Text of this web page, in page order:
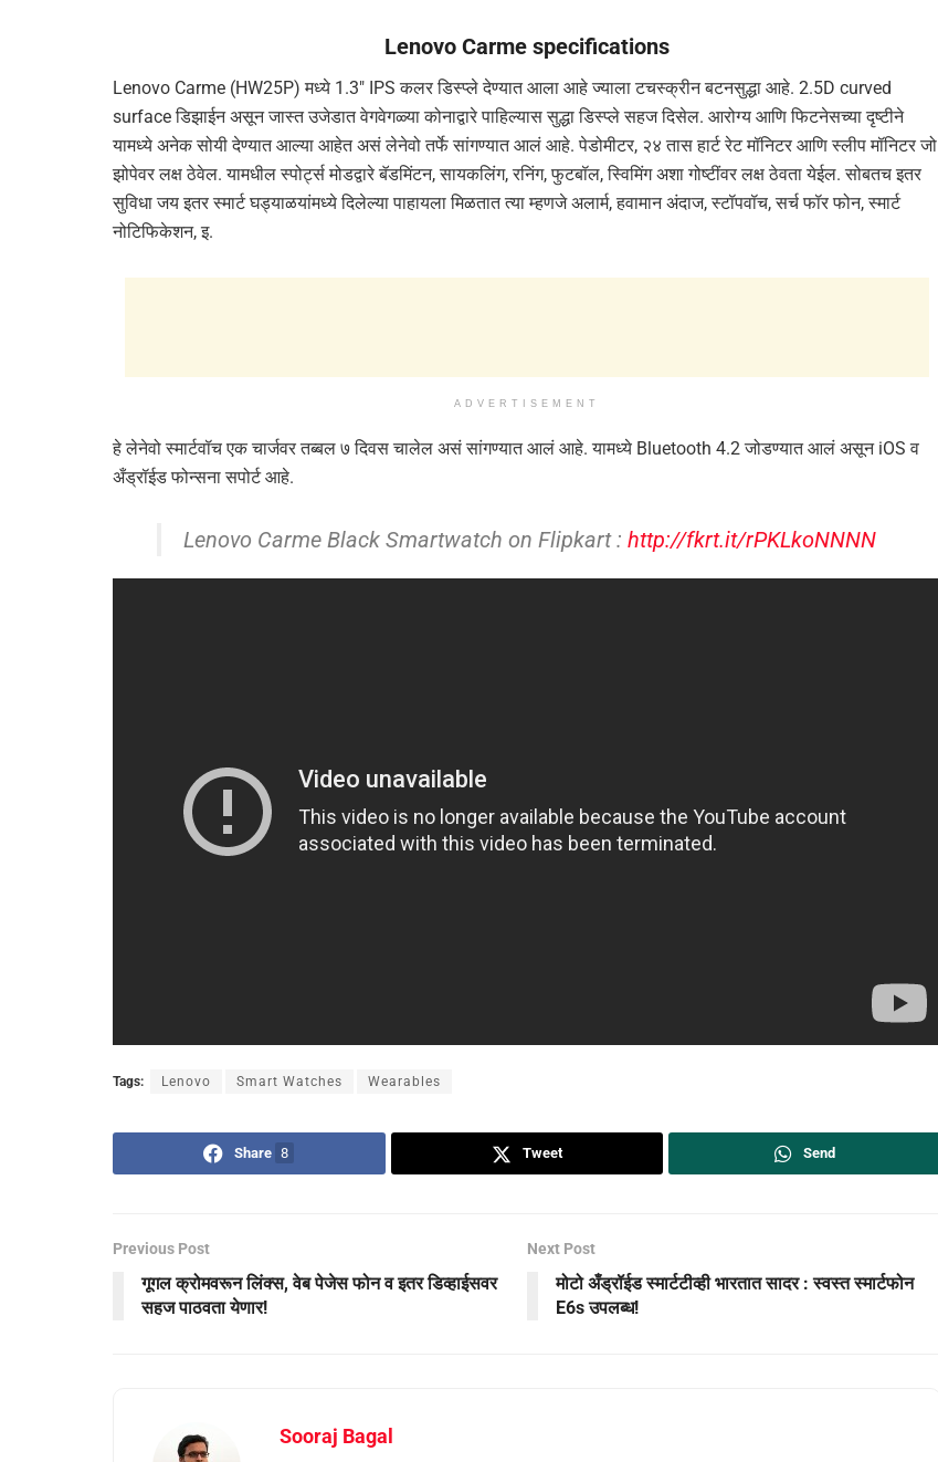
Lenovo Carme specifications
Lenovo Carme (HW25P) मध्ये 1.3″ IPS कलर डिस्प्ले देण्यात आला आहे ज्याला टचस्क्रीन बटनसुद्धा आहे. 2.5D curved
surface डिझाईन असून जास्त उजेडात वेगवेगळ्या कोनाद्वारे पाहिल्यास सुद्धा डिस्प्ले सहज दिसेल. आरोग्य आणि फिटनेसच्या दृष्टीने
यामध्ये अनेक सोयी देण्यात आल्या आहेत असं लेनेवो तर्फे सांगण्यात आलं आहे. पेडोमीटर, २४ तास हार्ट रेट मॉनिटर आणि स्लीप मॉनिटर जो
झोपेवर लक्ष ठेवेल. यामधील स्पोर्ट्स मोडद्वारे बॅडमिंटन, सायकलिंग, रनिंग, फुटबॉल, स्विमिंग अशा गोष्टींवर लक्ष ठेवता येईल. सोबतच इतर
सुविधा जय इतर स्मार्ट घड्याळयांमध्ये दिलेल्या पाहायला मिळतात त्या म्हणजे अलार्म, हवामान अंदाज, स्टॉपवॉच, सर्च फॉर फोन, स्मार्ट
नोटिफिकेशन, इ.
ADVERTISEMENT
हे लेनेवो स्मार्टवॉच एक चार्जवर तब्बल ७ दिवस चालेल असं सांगण्यात आलं आहे. यामध्ये Bluetooth 4.2 जोडण्यात आलं असून iOS व
अँड्रॉईड फोन्सना सपोर्ट आहे.
Lenovo Carme Black Smartwatch on Flipkart : http://fkrt.it/rPKLkoNNNN
Tags: Lenovo Smart Watches Wearables
Share 8 Tweet Send
Previous Post
गूगल क्रोमवरून लिंक्स, वेब पेजेस फोन व इतर डिव्हाईसवर
सहज पाठवता येणार!
Next Post
मोटो अँड्रॉईड स्मार्टटीव्ही भारतात सादर : स्वस्त स्मार्टफोन
E6s उपलब्ध!
Sooraj Bagal